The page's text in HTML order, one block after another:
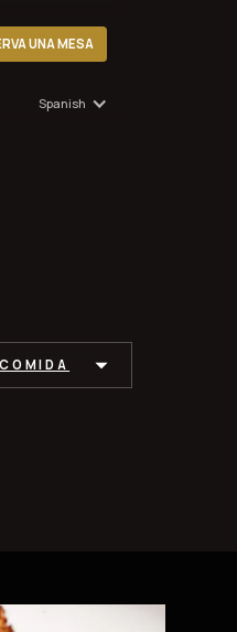
UNA MESA
Spanish